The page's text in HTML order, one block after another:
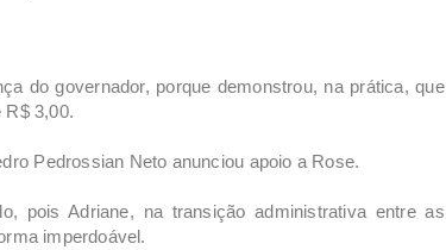
do governador, porque demonstrou, na prática, que
R$ 3,00.
Pedrossian Neto anunciou apoio a Rose.
pois Adriane, na transição administrativa entre as
imperdoável.